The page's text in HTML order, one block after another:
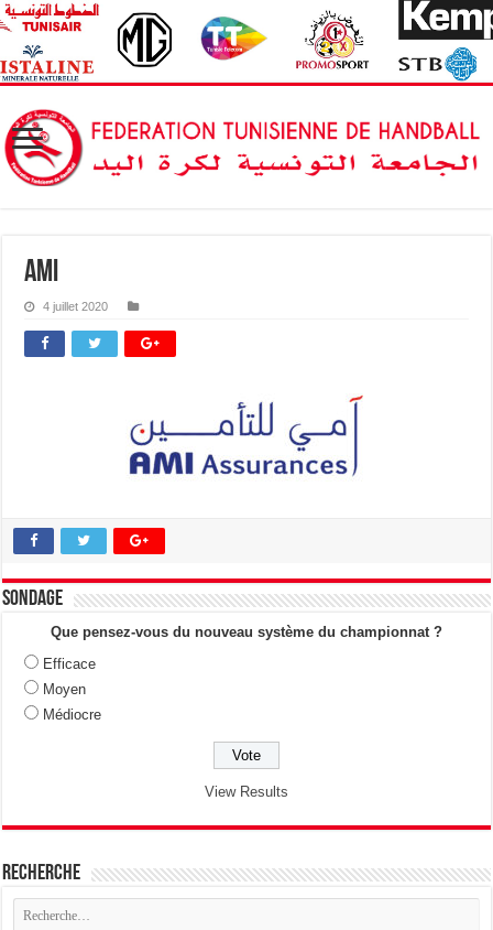
ami
4 juillet 2020
Sondage
Que pensez-vous du nouveau système du championnat ?
Efficace
Moyen
Médiocre
View Results
Recherche